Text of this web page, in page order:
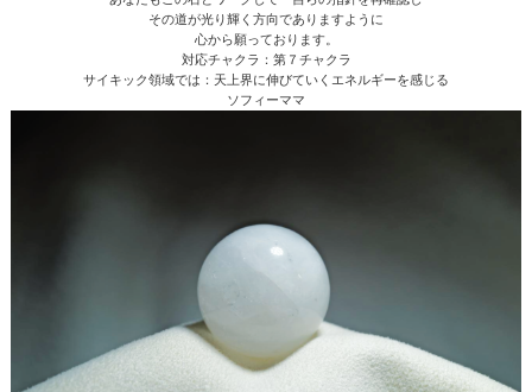
その道が光り輝く方向でありますように
心から願っております。
対応チャクラ：第７チャクラ
サイキック領域では：天上界に伸びていくエネルギーを感じる
ソフィーママ